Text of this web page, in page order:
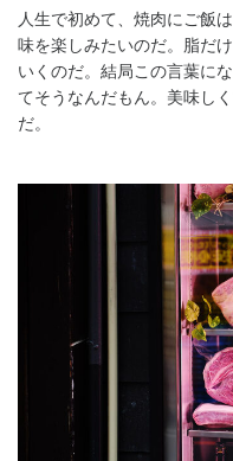
人生で初めて、焼肉にご飯
味を楽しみたいのだ。脂だ
いくのだ。結局この言葉に
てそうなんだもん。美味し
だ。